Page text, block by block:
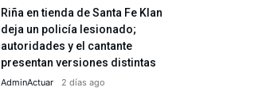
Riña en tienda de Santa Fe Klan
deja un policía lesionado;
autoridades y el cantante
presentan versiones distintas
AdminActuar 2 días ago